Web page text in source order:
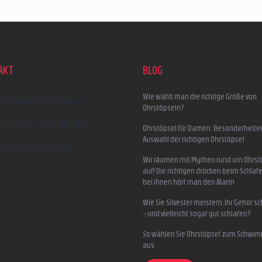
schreiben @ earplugs.at
Wir sind auf Facebook!
earmazing_earplugs
BLOG
Wie wählt man die richtige Größe von
Ohrstöpseln?
Ohrstöpsel für Damen:
Auswahl der richtigen Ohrstöpsel
Wir räumen mit Mythen rund um
auf! Die richtigen drücken beim
bei ihnen hört man den Alarm
Wie Sie Silvester meistern, Ihr Gehör
– und vielleicht sogar gut schlafen?
So wählen Sie Ohrstöpsel zum
aus